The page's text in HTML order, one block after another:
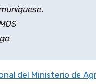
del Ministerio de